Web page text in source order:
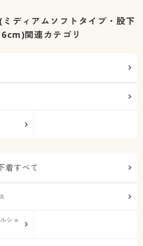
ディアムソフトタイプ・股下
関連カテゴリ
着すべて
ショ